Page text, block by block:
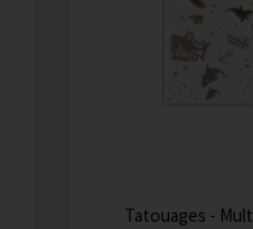
Tatouages -